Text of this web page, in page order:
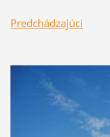
Predchádzajúci